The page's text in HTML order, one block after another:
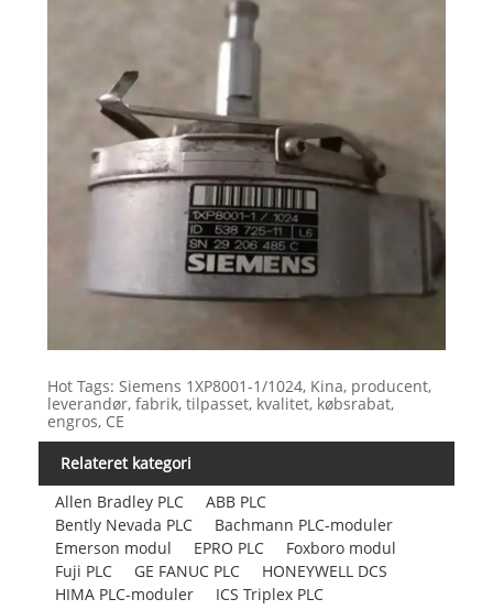
Hot Tags: Siemens 1XP8001-1/1024, Kina, producent,
leverandør, fabrik, tilpasset, kvalitet, købsrabat,
engros, CE
Relateret kategori
Allen Bradley PLC
ABB PLC
Bently Nevada PLC
Bachmann PLC-moduler
Emerson modul
EPRO PLC
Foxboro modul
Fuji PLC
GE FANUC PLC
HONEYWELL DCS
HIMA PLC-moduler
ICS Triplex PLC